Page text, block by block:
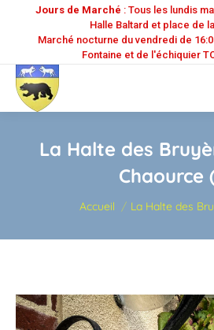
Jours de Marché : Tous les lundis
Halle Baltard et place de
Marché nocturne du vendredi de
Fontaine et de l'échiquier
La Halte des
Chaource
Vous êtes ici :
Accueil La Halte des